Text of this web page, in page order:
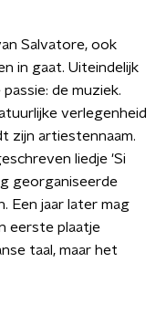
Salvatore, ook
in gaat. Uiteindelijk
de muziek.
verlegenheid
zijn artiestennaam.
liedje 'Si
georganiseerde
Een jaar later mag
eerste plaatje
taal, maar het